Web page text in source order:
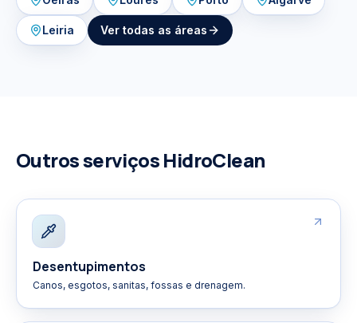
Leiria Ver todas as áreas
Outros serviços HidroClean
Desentupimentos
Canos, esgotos, sanitas, fossas e drenagem.